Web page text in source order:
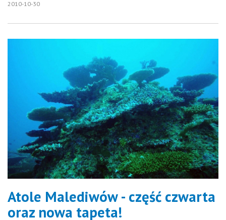
2010-10-30
Atole Malediwów - część czwarta
oraz nowa tapeta!